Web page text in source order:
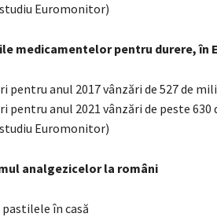
Euromonitor)
medicamentelor pentru durere, în
pentru anul 2017 vânzări de 527 de
pentru anul 2021 vânzări de peste 630
Euromonitor)
analgezicelor la români
pastilele în casă